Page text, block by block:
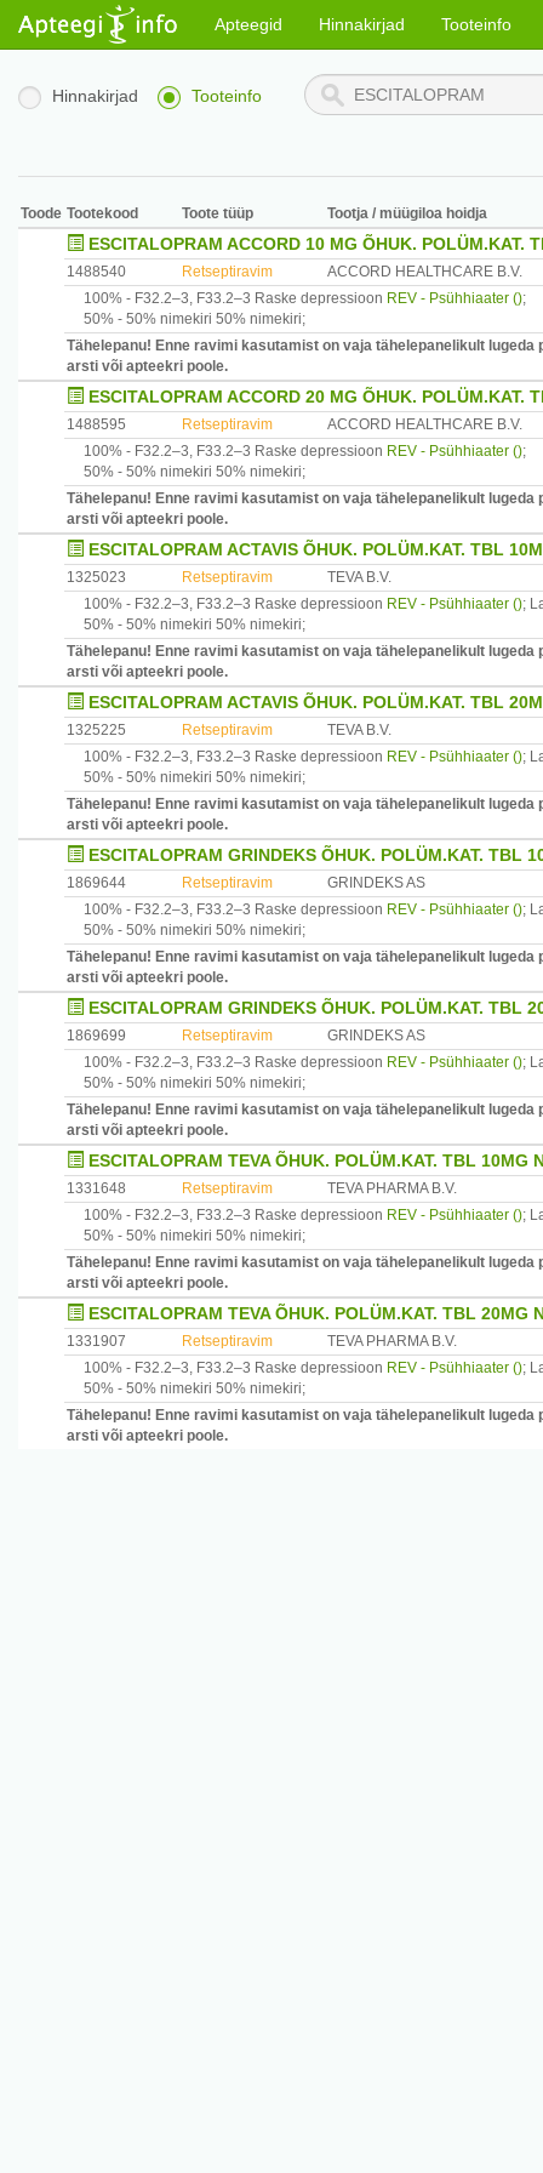
Apteegid Hinnakirjad Tooteinfo
Hinnakirjad Tooteinfo
Toode Tootekood Toote tüüp Tootja / müügiloa hoidja
ESCITALOPRAM ACCORD 10 MG ÕHUK. POLÜM.KAT.
1488540 Retseptiravim
ACCORD HEALTHCARE B.V.
100% - F32.2–3, F33.2–3 Raske depressioon REV - Psühhiaater ();
50% - 50% nimekiri 50% nimekiri;
Tähelepanu! Enne ravimi kasutamist on vaja tähelepanelikult
arsti või apteekri poole.
ESCITALOPRAM ACCORD 20 MG ÕHUK. POLÜM.KAT.
1488595 Retseptiravim
ACCORD HEALTHCARE B.V.
100% - F32.2–3, F33.2–3 Raske depressioon REV - Psühhiaater ();
50% - 50% nimekiri 50% nimekiri;
Tähelepanu! Enne ravimi kasutamist on vaja tähelepanelikult
arsti või apteekri poole.
ESCITALOPRAM ACTAVIS ÕHUK. POLÜM.KAT. TBL
1325023 Retseptiravim
TEVA B.V.
100% - F32.2–3, F33.2–3 Raske depressioon REV - Psühhiaater ();
50% - 50% nimekiri 50% nimekiri;
Tähelepanu! Enne ravimi kasutamist on vaja tähelepanelikult
arsti või apteekri poole.
ESCITALOPRAM ACTAVIS ÕHUK. POLÜM.KAT. TBL
1325225 Retseptiravim
TEVA B.V.
100% - F32.2–3, F33.2–3 Raske depressioon REV - Psühhiaater ();
50% - 50% nimekiri 50% nimekiri;
Tähelepanu! Enne ravimi kasutamist on vaja tähelepanelikult
arsti või apteekri poole.
ESCITALOPRAM GRINDEKS ÕHUK. POLÜM.KAT. TBL
1869644 Retseptiravim
GRINDEKS AS
100% - F32.2–3, F33.2–3 Raske depressioon REV - Psühhiaater ();
50% - 50% nimekiri 50% nimekiri;
Tähelepanu! Enne ravimi kasutamist on vaja tähelepanelikult
arsti või apteekri poole.
ESCITALOPRAM GRINDEKS ÕHUK. POLÜM.KAT. TBL
1869699 Retseptiravim
GRINDEKS AS
100% - F32.2–3, F33.2–3 Raske depressioon REV - Psühhiaater ();
50% - 50% nimekiri 50% nimekiri;
Tähelepanu! Enne ravimi kasutamist on vaja tähelepanelikult
arsti või apteekri poole.
ESCITALOPRAM TEVA ÕHUK. POLÜM.KAT. TBL 10MG
1331648 Retseptiravim
TEVA PHARMA B.V.
100% - F32.2–3, F33.2–3 Raske depressioon REV - Psühhiaater ();
50% - 50% nimekiri 50% nimekiri;
Tähelepanu! Enne ravimi kasutamist on vaja tähelepanelikult
arsti või apteekri poole.
ESCITALOPRAM TEVA ÕHUK. POLÜM.KAT. TBL 20MG
1331907 Retseptiravim
TEVA PHARMA B.V.
100% - F32.2–3, F33.2–3 Raske depressioon REV - Psühhiaater ();
50% - 50% nimekiri 50% nimekiri;
Tähelepanu! Enne ravimi kasutamist on vaja tähelepanelikult
arsti või apteekri poole.